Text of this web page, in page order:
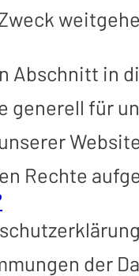
Abschnitt in
generell für
Rechte
der